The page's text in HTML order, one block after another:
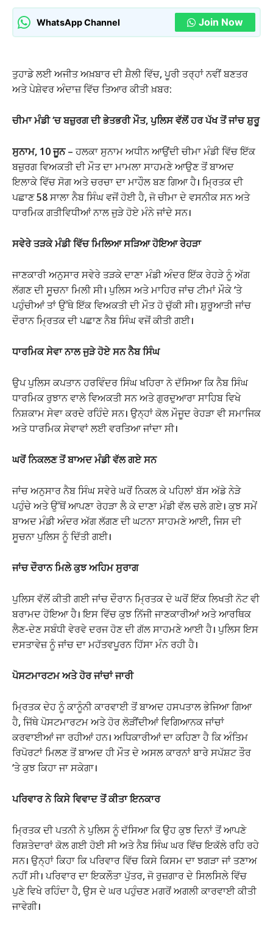
WhatsApp Channel Join Now
ਤੁਹਾਡੇ ਲਈ ਅਜੀਤ ਅਖ਼ਬਾਰ ਦੀ ਸ਼ੈਲੀ ਵਿੱਚ, ਪੂਰੀ ਤਰ੍ਹਾਂ ਨਵੀਂ ਬਣਤਰ
ਅਤੇ ਪੇਸ਼ੇਵਰ ਅੰਦਾਜ਼ ਵਿੱਚ ਤਿਆਰ ਕੀਤੀ ਖ਼ਬਰ:
ਚੀਮਾ ਮੰਡੀ ‘ਚ ਬਜ਼ੁਰਗ ਦੀ ਭੇਤਭਰੀ ਮੌਤ, ਪੁਲਿਸ ਵੱਲੋਂ ਹਰ ਪੱਖ ਤੋਂ ਜਾਂਚ ਸ਼ੁਰੂ
ਸੁਨਾਮ, 10 ਜੂਨ– ਹਲਕਾ ਸੁਨਾਮ ਅਧੀਨ ਆਉਂਦੀ ਚੀਮਾ ਮੰਡੀ ਵਿੱਚ ਇੱਕ
ਬਜ਼ੁਰਗ ਵਿਅਕਤੀ ਦੀ ਮੌਤ ਦਾ ਮਾਮਲਾ ਸਾਹਮਣੇ ਆਉਣ ਤੋਂ ਬਾਅਦ
ਇਲਾਕੇ ਵਿੱਚ ਸੋਗ ਅਤੇ ਚਰਚਾ ਦਾ ਮਾਹੌਲ ਬਣ ਗਿਆ ਹੈ। ਮ੍ਰਿਤਕ ਦੀ
ਪਛਾਣ 58 ਸਾਲਾ ਨੈਬ ਸਿੰਘ ਵਜੋਂ ਹੋਈ ਹੈ, ਜੋ ਚੀਮਾ ਦੇ ਵਸਨੀਕ ਸਨ ਅਤੇ
ਧਾਰਮਿਕ ਗਤੀਵਿਧੀਆਂ ਨਾਲ ਜੁੜੇ ਹੋਏ ਮੰਨੇ ਜਾਂਦੇ ਸਨ।
ਸਵੇਰੇ ਤੜਕੇ ਮੰਡੀ ਵਿੱਚ ਮਿਲਿਆ ਸੜਿਆ ਹੋਇਆ ਰੇਹੜਾ
ਜਾਣਕਾਰੀ ਅਨੁਸਾਰ ਸਵੇਰੇ ਤੜਕੇ ਦਾਣਾ ਮੰਡੀ ਅੰਦਰ ਇੱਕ ਰੇਹੜੇ ਨੂੰ ਅੱਗ
ਲੱਗਣ ਦੀ ਸੂਚਨਾ ਮਿਲੀ ਸੀ। ਪੁਲਿਸ ਅਤੇ ਮਾਹਿਰ ਜਾਂਚ ਟੀਮਾਂ ਮੌਕੇ ‘ਤੇ
ਪਹੁੰਚੀਆਂ ਤਾਂ ਉੱਥੇ ਇੱਕ ਵਿਅਕਤੀ ਦੀ ਮੌਤ ਹੋ ਚੁੱਕੀ ਸੀ। ਸ਼ੁਰੂਆਤੀ ਜਾਂਚ
ਦੌਰਾਨ ਮ੍ਰਿਤਕ ਦੀ ਪਛਾਣ ਨੈਬ ਸਿੰਘ ਵਜੋਂ ਕੀਤੀ ਗਈ।
ਧਾਰਮਿਕ ਸੇਵਾ ਨਾਲ ਜੁੜੇ ਹੋਏ ਸਨ ਨੈਬ ਸਿੰਘ
ਉਪ ਪੁਲਿਸ ਕਪਤਾਨ ਹਰਵਿੰਦਰ ਸਿੰਘ ਖਹਿਰਾ ਨੇ ਦੱਸਿਆ ਕਿ ਨੈਬ ਸਿੰਘ
ਧਾਰਮਿਕ ਰੁਝਾਨ ਵਾਲੇ ਵਿਅਕਤੀ ਸਨ ਅਤੇ ਗੁਰਦੁਆਰਾ ਸਾਹਿਬ ਵਿਖੇ
ਨਿਸ਼ਕਾਮ ਸੇਵਾ ਕਰਦੇ ਰਹਿੰਦੇ ਸਨ। ਉਨ੍ਹਾਂ ਕੋਲ ਮੌਜੂਦ ਰੇਹੜਾ ਵੀ ਸਮਾਜਿਕ
ਅਤੇ ਧਾਰਮਿਕ ਸੇਵਾਵਾਂ ਲਈ ਵਰਤਿਆ ਜਾਂਦਾ ਸੀ।
ਘਰੋਂ ਨਿਕਲਣ ਤੋਂ ਬਾਅਦ ਮੰਡੀ ਵੱਲ ਗਏ ਸਨ
ਜਾਂਚ ਅਨੁਸਾਰ ਨੈਬ ਸਿੰਘ ਸਵੇਰੇ ਘਰੋਂ ਨਿਕਲ ਕੇ ਪਹਿਲਾਂ ਬੱਸ ਅੱਡੇ ਨੇੜੇ
ਪਹੁੰਚੇ ਅਤੇ ਉੱਥੋਂ ਆਪਣਾ ਰੇਹੜਾ ਲੈ ਕੇ ਦਾਣਾ ਮੰਡੀ ਵੱਲ ਚਲੇ ਗਏ। ਕੁਝ ਸਮੇਂ
ਬਾਅਦ ਮੰਡੀ ਅੰਦਰ ਅੱਗ ਲੱਗਣ ਦੀ ਘਟਨਾ ਸਾਹਮਣੇ ਆਈ, ਜਿਸ ਦੀ
ਸੂਚਨਾ ਪੁਲਿਸ ਨੂੰ ਦਿੱਤੀ ਗਈ।
ਜਾਂਚ ਦੌਰਾਨ ਮਿਲੇ ਕੁਝ ਅਹਿਮ ਸੁਰਾਗ
ਪੁਲਿਸ ਵੱਲੋਂ ਕੀਤੀ ਗਈ ਜਾਂਚ ਦੌਰਾਨ ਮ੍ਰਿਤਕ ਦੇ ਘਰੋਂ ਇੱਕ ਲਿਖਤੀ ਨੋਟ ਵੀ
ਬਰਾਮਦ ਹੋਇਆ ਹੈ। ਇਸ ਵਿੱਚ ਕੁਝ ਨਿੱਜੀ ਜਾਣਕਾਰੀਆਂ ਅਤੇ ਆਰਥਿਕ
ਲੈਣ-ਦੇਣ ਸਬੰਧੀ ਵੇਰਵੇ ਦਰਜ ਹੋਣ ਦੀ ਗੱਲ ਸਾਹਮਣੇ ਆਈ ਹੈ। ਪੁਲਿਸ ਇਸ
ਦਸਤਾਵੇਜ਼ ਨੂੰ ਜਾਂਚ ਦਾ ਮਹੱਤਵਪੂਰਨ ਹਿੱਸਾ ਮੰਨ ਰਹੀ ਹੈ।
ਪੋਸਟਮਾਰਟਮ ਅਤੇ ਹੋਰ ਜਾਂਚਾਂ ਜਾਰੀ
ਮ੍ਰਿਤਕ ਦੇਹ ਨੂੰ ਕਾਨੂੰਨੀ ਕਾਰਵਾਈ ਤੋਂ ਬਾਅਦ ਹਸਪਤਾਲ ਭੇਜਿਆ ਗਿਆ
ਹੈ, ਜਿੱਥੇ ਪੋਸਟਮਾਰਟਮ ਅਤੇ ਹੋਰ ਲੋੜੀਂਦੀਆਂ ਵਿਗਿਆਨਕ ਜਾਂਚਾਂ
ਕਰਵਾਈਆਂ ਜਾ ਰਹੀਆਂ ਹਨ। ਅਧਿਕਾਰੀਆਂ ਦਾ ਕਹਿਣਾ ਹੈ ਕਿ ਅੰਤਿਮ
ਰਿਪੋਰਟਾਂ ਮਿਲਣ ਤੋਂ ਬਾਅਦ ਹੀ ਮੌਤ ਦੇ ਅਸਲ ਕਾਰਨਾਂ ਬਾਰੇ ਸਪੱਸ਼ਟ ਤੌਰ
‘ਤੇ ਕੁਝ ਕਿਹਾ ਜਾ ਸਕੇਗਾ।
ਪਰਿਵਾਰ ਨੇ ਕਿਸੇ ਵਿਵਾਦ ਤੋਂ ਕੀਤਾ ਇਨਕਾਰ
ਮ੍ਰਿਤਕ ਦੀ ਪਤਨੀ ਨੇ ਪੁਲਿਸ ਨੂੰ ਦੱਸਿਆ ਕਿ ਉਹ ਕੁਝ ਦਿਨਾਂ ਤੋਂ ਆਪਣੇ
ਰਿਸ਼ਤੇਦਾਰਾਂ ਕੋਲ ਗਈ ਹੋਈ ਸੀ ਅਤੇ ਨੈਬ ਸਿੰਘ ਘਰ ਵਿੱਚ ਇਕੱਲੇ ਰਹਿ ਰਹੇ
ਸਨ। ਉਨ੍ਹਾਂ ਕਿਹਾ ਕਿ ਪਰਿਵਾਰ ਵਿੱਚ ਕਿਸੇ ਕਿਸਮ ਦਾ ਝਗੜਾ ਜਾਂ ਤਣਾਅ
ਨਹੀਂ ਸੀ। ਪਰਿਵਾਰ ਦਾ ਇਕਲੌਤਾ ਪੁੱਤਰ, ਜੋ ਰੁਜ਼ਗਾਰ ਦੇ ਸਿਲਸਿਲੇ ਵਿੱਚ
ਪੁਣੇ ਵਿਖੇ ਰਹਿੰਦਾ ਹੈ, ਉਸ ਦੇ ਘਰ ਪਹੁੰਚਣ ਮਗਰੋਂ ਅਗਲੀ ਕਾਰਵਾਈ ਕੀਤੀ
ਜਾਵੇਗੀ।